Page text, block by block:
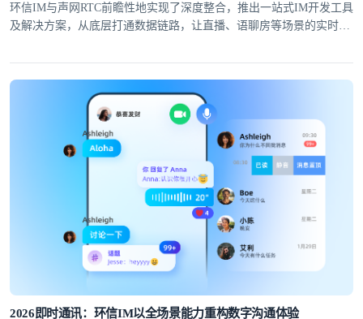
环信IM与声网RTC前瞻性地实现了深度整合，推出一站式IM开发工具
及解决方案，从底层打通数据链路，让直播、语聊房等场景的实时互
2026即时通讯：环信IM以全场景能力重构数字沟通体验